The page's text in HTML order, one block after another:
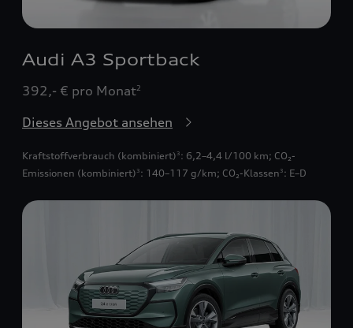
Audi A3 Sportback
392,- € pro Monat2
Dieses Angebot ansehen
Kraftstoffverbrauch (kombiniert) 3 : 6,2–4,4 l/100 km; CO₂-
Emissionen (kombiniert) 3 : 140–117 g/km; CO₂-Klassen 3 : E–D